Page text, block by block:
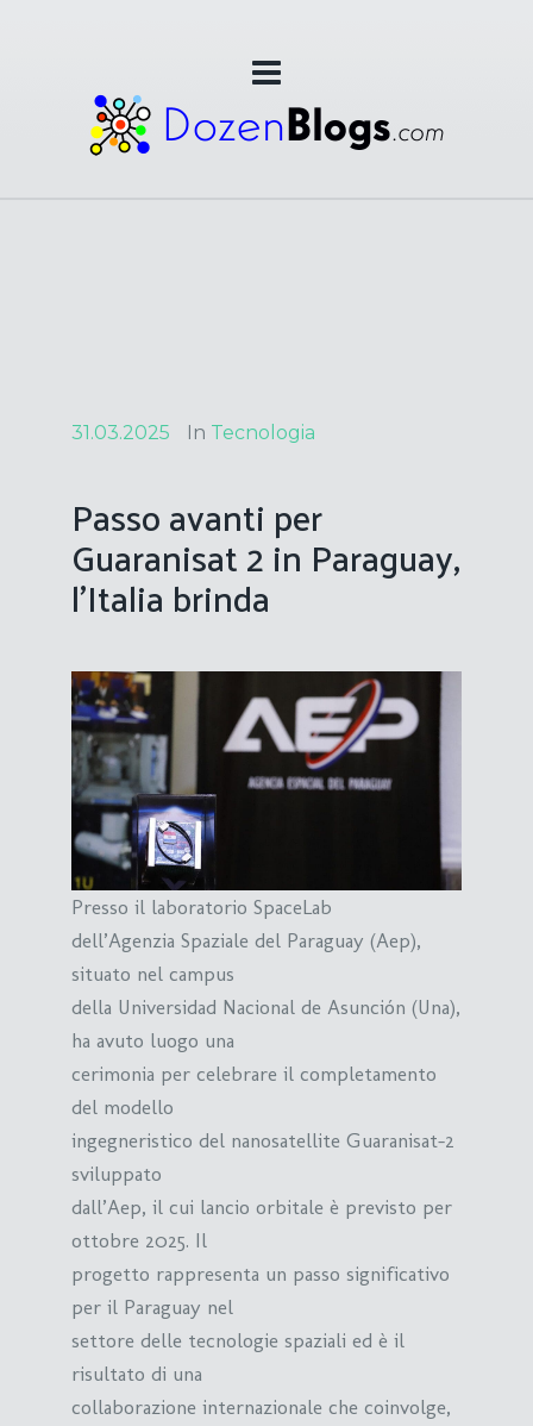
31.03.2025 In Tecnologia
Passo avanti per
Guaranisat 2 in Paraguay,
l’Italia brinda
Presso il laboratorio SpaceLab
dell’Agenzia Spaziale del Paraguay (Aep),
situato nel campus
della Universidad Nacional de Asunción (Una),
ha avuto luogo una
cerimonia per celebrare il completamento
del modello
ingegneristico del nanosatellite Guaranisat-2
sviluppato
dall’Aep, il cui lancio orbitale è previsto per
ottobre 2025. Il
progetto rappresenta un passo significativo
per il Paraguay nel
settore delle tecnologie spaziali ed è il
risultato di una
collaborazione internazionale che coinvolge,